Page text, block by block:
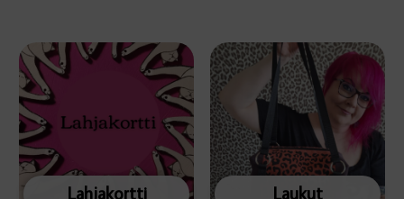
Lahjakortti Laukut